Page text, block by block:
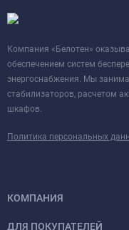
Компания «Белотен»
обеспечением систем
энергоснабжения. Мы
стабилизаторов, расчетом
шкафов.
Политика персональных
КОМПАНИЯ
ДЛЯ ПОКУПАТЕЛЕЙ